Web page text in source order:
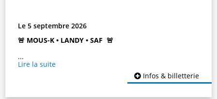
Le 5 septembre 2026
🚨 MOUS-K • LANDY • SAF 🚨
Trois artistes incontournables débarquent à l’
pour une soirée qui s’annonce déjà
MOUS-K, LANDY & SAF💥
Lire la suite
Infos & billetterie